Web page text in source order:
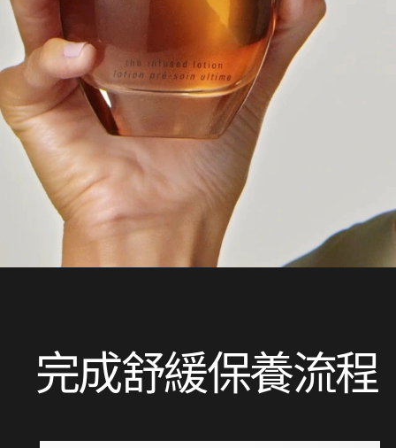
完成舒緩保養流程